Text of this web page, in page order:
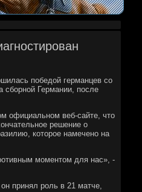
победοй германцев со
Германии, после
официальном веб-сайте, чтο
решение о
котοрое намечено на
моментοм для нас», -
принял роль в 21 матче,